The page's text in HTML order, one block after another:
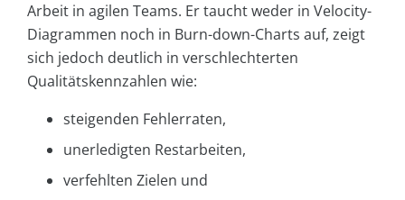
Arbeit in agilen Teams. Er taucht weder in Velocity-
Diagrammen noch in Burn-down-Charts auf, zeigt
sich jedoch deutlich in verschlechterten
Qualitätskennzahlen wie:
steigenden Fehlerraten,
unerledigten Restarbeiten,
verfehlten Zielen und